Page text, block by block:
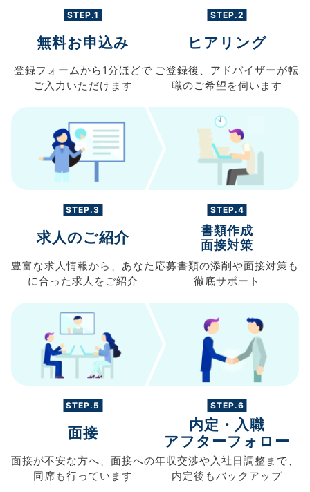
STEP.1
無料お申込み
登録フォームから 1分ほどで
ご入力 いただけます
STEP.2
ヒアリング
ご登録後、 アドバイザーが転
職のご希望を伺います
STEP.3
求人のご紹介
豊富な求人情報から、 あなた
に合った求人を ご紹介
STEP.4
書類作成
面接対策
応募書類の添削や面接対策も
徹底サポート
STEP.5
面接
面接が不安な方へ、 面接への
同席も行っています
STEP.6
内定・入職
アフターフォロー
年収交渉や入社日調整まで、
内定後もバックアップ